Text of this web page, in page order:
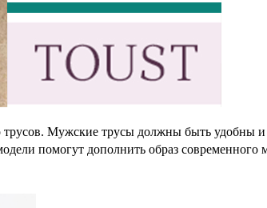
трусов. Мужские трусы должны быть
помогут дополнить образ